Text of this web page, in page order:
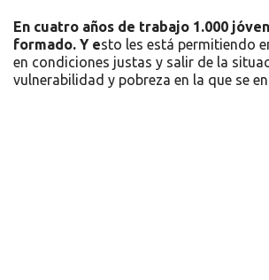
En cuatro años de trabajo 1.000
formado. Y esto les está permitiendo
en condiciones justas y salir de la
vulnerabilidad y pobreza en la que se